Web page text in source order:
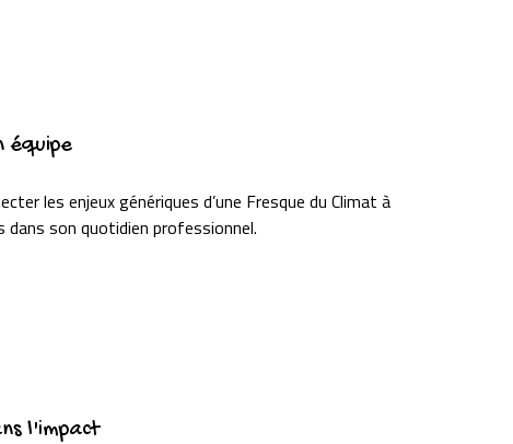
équipe
les enjeux génériques d’une Fresque du Climat à
son quotidien professionnel.
l'impact